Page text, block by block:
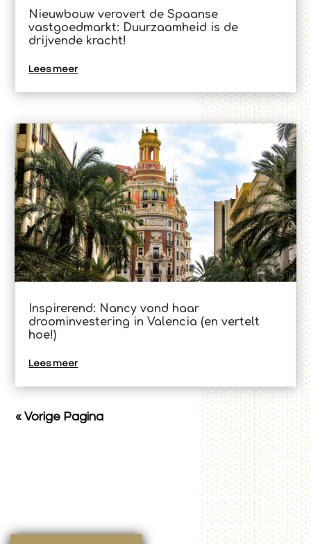
Nieuwbouw verovert de Spaanse
vastgoedmarkt: Duurzaamheid is de
drijvende kracht!
Lees meer
Inspirerend: Nancy vond haar
droominvestering in Valencia (en vertelt
hoe!)
Lees meer
« Vorige Pagina
BEKIJK SERVICES